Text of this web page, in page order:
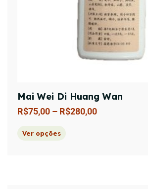
Mai Wei Di Huang Wan
R$75,00 – R$280,00
Ver opções